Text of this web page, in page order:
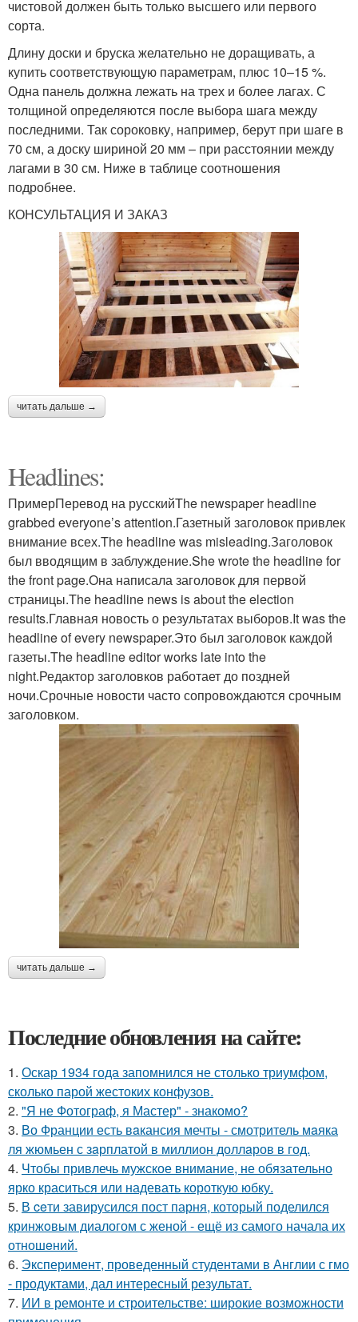
чистовой должен быть только высшего или первого
сорта.
Длину доски и бруска желательно не доращивать, а
купить соответствующую параметрам, плюс 10–15 %.
Одна панель должна лежать на трех и более лагах. С
толщиной определяются после выбора шага между
последними. Так сороковку, например, берут при шаге в
70 см, а доску шириной 20 мм – при расстоянии между
лагами в 30 см. Ниже в таблице соотношения
подробнее.
КОНСУЛЬТАЦИЯ И ЗАКАЗ
читать дальше →
Headlines:
ПримерПеревод на русскийThe newspaper headline
grabbed everyone’s attention.Газетный заголовок привлек
внимание всех.The headline was misleading.Заголовок
был вводящим в заблуждение.She wrote the headline for
the front page.Она написала заголовок для первой
страницы.The headline news is about the election
results.Главная новость о результатах выборов.It was the
headline of every newspaper.Это был заголовок каждой
газеты.The headline editor works late into the
night.Редактор заголовков работает до поздней
ночи.Срочные новости часто сопровождаются срочным
заголовком.
читать дальше →
Последние обновления на сайте:
1. Оскар 1934 года запомнился не столько триумфом,
сколько парой жестоких конфузов.
2. "Я не Фотограф, я Мастер" - знакомо?
3. Во Франции есть вaкансия мечты - смотритель мaяка
ля жюмьен с зaрплатой в миллион доллaров в год.
4. Чтобы привлечь мужское внимание, не обязательно
ярко краситься или надевать короткую юбку.
5. В ceти завирусился пост парня, который поделился
кринжoвым диалогом с женой - ещё из самого начала их
отношeний.
6. Эксперимент, проведенный студентами в Англии с гмо
- продуктами, дал интересный результат.
7. ИИ в ремонте и строительстве: широкие возможности